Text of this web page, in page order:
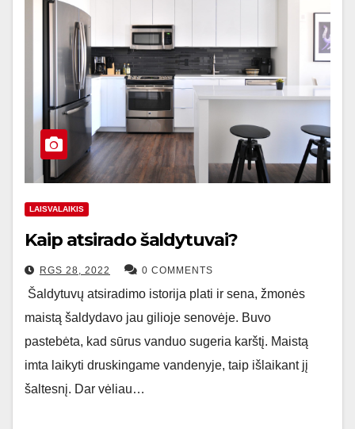
LAISVALAIKIS
Kaip atsirado šaldytuvai?
RGS 28, 2022 0 COMMENTS
Šaldytuvų atsiradimo istorija plati ir sena, žmonės
maistą šaldydavo jau gilioje senovėje. Buvo
pastebėta, kad sūrus vanduo sugeria karštį. Maistą
imta laikyti druskingame vandenyje, taip išlaikant jį
šaltesnį. Dar vėliau…